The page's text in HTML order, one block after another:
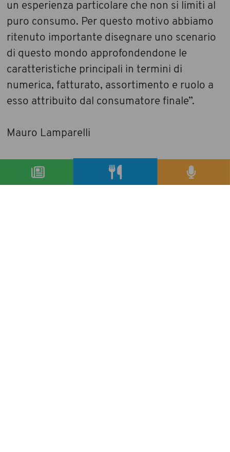
un esperienza particolare che non si limiti al
puro consumo. Per questo motivo abbiamo
ritenuto importante disegnare uno scenario
di questo mondo approfondendone le
caratteristiche principali in termini di
numerica, fatturato, assortimento e ruolo a
esso attribuito dal consumatore finale”.
Mauro Lamparelli
condividi